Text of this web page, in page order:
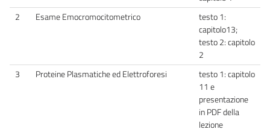
2
Esame Emocromocitometrico
testo 1:
capitolo13;
testo 2: capitolo
2
3
Proteine Plasmatiche ed Elettroforesi
testo 1: capitolo
11 e
presentazione
in PDF della
lezione